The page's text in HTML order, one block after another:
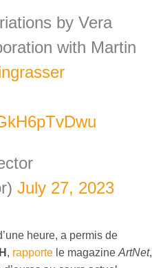
by Vera
with Martin
July 27, 2023
heure, a permis de
, rapporte le magazine ArtNet,